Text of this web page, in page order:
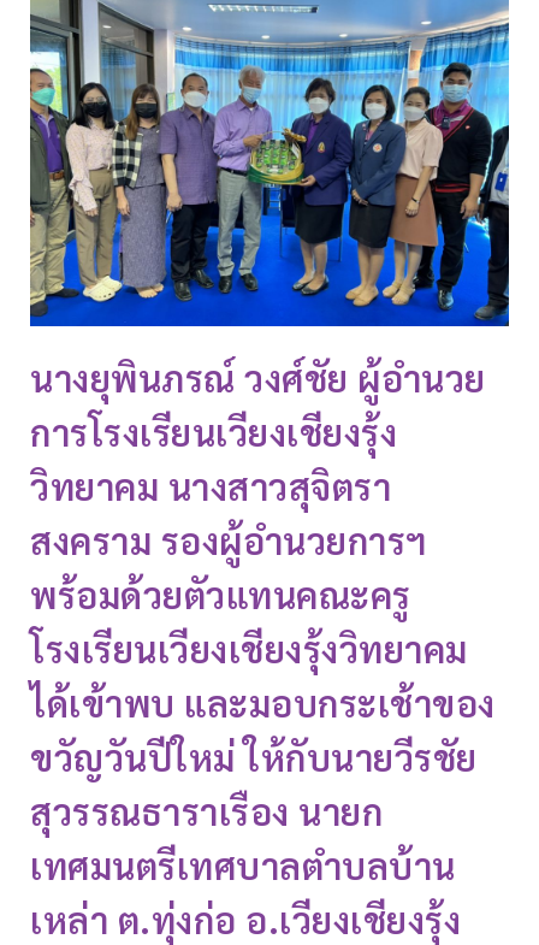
นางยุพินภรณ์ วงศ์ชัย ผู้อำนวย
การโรงเรียนเวียงเชียงรุ้ง
วิทยาคม นางสาวสุจิตรา
สงคราม รองผู้อำนวยการฯ
พร้อมด้วยตัวแทนคณะครู
โรงเรียนเวียงเชียงรุ้งวิทยาคม
ได้เข้าพบ และมอบกระเช้าของ
ขวัญวันปีใหม่ ให้กับนายวีรชัย
สุวรรณธาราเรือง นายก
เทศมนตรีเทศบาลตำบลบ้าน
เหล่า ต.ทุ่งก่อ อ.เวียงเชียงรุ้ง